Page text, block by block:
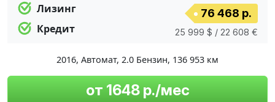
Лизинг
Кредит
76 468 р.
25 999 $ / 22 608 €
2016, Автомат, 2.0 Бензин, 136 953 км
от 1648 р./мес